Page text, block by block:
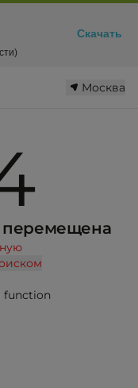
Москва
перемещена
function
Скачать